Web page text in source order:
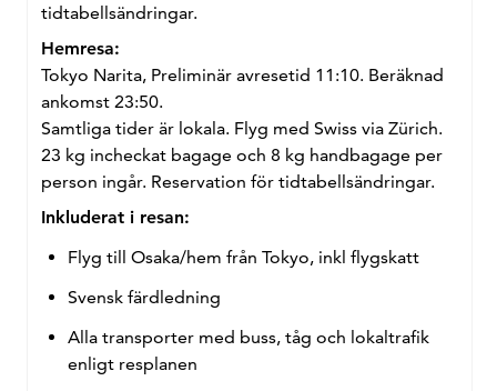
tidtabellsändringar.
Hemresa:
Tokyo Narita, Preliminär avresetid 11:10. Beräknad
ankomst 23:50.
Samtliga tider är lokala. Flyg med Swiss via Zürich.
23 kg incheckat bagage och 8 kg handbagage per
person ingår. Reservation för tidtabellsändringar.
Inkluderat i resan:
Flyg till Osaka/hem från Tokyo, inkl flygskatt
Svensk färdledning
Alla transporter med buss, tåg och lokaltrafik
enligt resplanen